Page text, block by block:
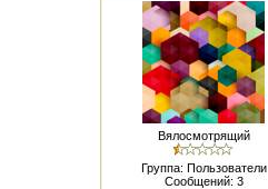
Вялосмотрящий
Группа: Пользователи
Сообщений: 3